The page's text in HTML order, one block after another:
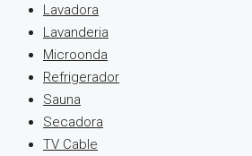
Lavadora
Lavanderia
Microonda
Refrigerador
Sauna
Secadora
TV Cable